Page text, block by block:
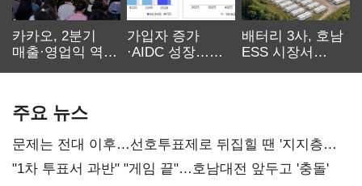
카카오, 2분기
매출·영업익 역대
가입자 증가
·AIDC 성장…
배터리 3사, 호남
ESS 시장서
주요 뉴스
문제는 전대 이후…선호투표제로 뒤집힐 땐 '지지층
불복'
"1차 투표서 과반" "게임 끝"…호남대전 앞두고 '충돌'